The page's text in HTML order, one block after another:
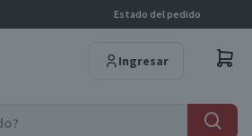
Estado del pedido
Ingresar